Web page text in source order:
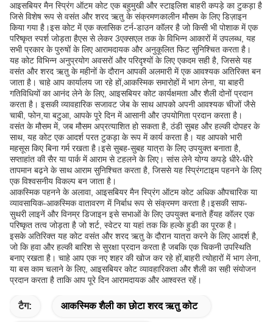
आइसबियर मैन स्प्रिंग ऑटम कोट एक बहुमुखी और स्टाइलिश बाहरी कपड़े का टुकड़ा है
जिसे विशेष रूप से वसंत और शरद ऋतु के संक्रमणकालीन मौसम के लिए डिज़ाइन
किया गया है।इस कोट में एक क्लासिक टर्न-डाउन कॉलर है जो किसी भी पोशाक में एक
परिष्कृत स्पर्श जोड़ता हैएस से लेकर 3एक्सएल तक के विभिन्न आकारों में उपलब्ध, यह
सभी प्रकार के पुरुषों के लिए आरामदायक और अनुकूलित फिट सुनिश्चित करता है।
यह कोट विभिन्न अनुप्रयोग अवसरों और परिदृश्यों के लिए एकदम सही है, जिससे यह
वसंत और शरद ऋतु के महीनों के दौरान आपकी अलमारी में एक आवश्यक अतिरिक्त बन
जाता है। चाहे आप कार्यालय जा रहे हों,आकस्मिक समारोहों में भाग लेना, या बाहरी
गतिविधियों का आनंद लेने के लिए, आइसबियर कोट कार्यक्षमता और शैली दोनों प्रदान
करता है। इसकी व्यावहारिक सजावट जेब के साथ आपको अपनी आवश्यक चीजों जैसे
चाबी, फोन,या बटुआ, आपके पूरे दिन में आसानी और उपयोगिता प्रदान करता है।
वसंत के मौसम में, जब मौसम अप्रत्याशित हो सकता है, ठंडी सुबह और हल्की दोपहर के
साथ, यह कोट एक आदर्श परत टुकड़ा के रूप में कार्य करता है। यह आपको भारी
महसूस किए बिना गर्म रखता है।इसे सुबह-सुबह यात्रा के लिए उपयुक्त बनाता है,
सप्ताहांत की सैर या पार्क में आराम से टहलने के लिए। सांस लेने योग्य कपड़े धीरे-धीरे
तापमान बढ़ने के साथ आराम सुनिश्चित करता है, जिससे यह स्प्रिंगटाइम पहनने के लिए
एक विश्वसनीय विकल्प बन जाता है।
आकस्मिक पहनने के अलावा, आइसबियर मैन स्प्रिंग ऑटम कोट अधिक औपचारिक या
व्यावसायिक-आकस्मिक वातावरण में निर्बाध रूप से संक्रमण करता है।इसकी साफ-
सुथरी लाइनें और विनम्र डिजाइन इसे सभाओं के लिए उपयुक्त बनाते हैंयह कॉलर एक
परिष्कृत तत्व जोड़ता है जो शर्ट, स्वेटर या यहां तक कि हल्के हुडी का पूरक है।
इसके अतिरिक्त यह कोट वसंत और शरद ऋतु के दौरान यात्रा करने के लिए आदर्श है,
जो कि हवा और हल्की बारिश से सुरक्षा प्रदान करता है जबकि एक चिकनी उपस्थिति
बनाए रखता है। चाहे आप एक नए शहर की खोज कर रहे हों,बाहरी त्योहारों में भाग लेना,
या बस काम चलाने के लिए, आइसबियर कोट व्यावहारिकता और शैली का सही संयोजन
प्रदान करता है ताकि आप पूरे दिन आरामदायक और आश्वस्त रहें।
टैग: आकस्मिक शैली का छोटा शरद ऋतु कोट